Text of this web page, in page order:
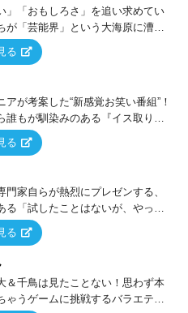
」「おもしろさ」を追い求めてい
が「芸能界」という大海原に漕ぎ
たなオモシロ人間を発掘する！
る
アが考案した“新感覚お笑い番組”！
誰もが馴染みのある『イス取りゲ
ースに、大喜利・ギャグ・モノボ
様々なお題で芸人がショートネ
う！
る
門家自らが熱烈にプレゼンする、
る「試したことはないが、やって
なる！…ハズ」という“机上の空
人らがカラダを張って挑む！
る
＆千鳥は見たことない！思わず本
ゃうゲームに挑戦するバラエティ